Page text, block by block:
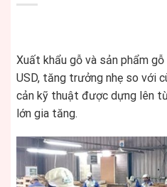
Xuất khẩu gỗ và sản phẩm
USD, tăng trưởng nhẹ so với
cản kỹ thuật được dựng lên
lớn gia tăng.